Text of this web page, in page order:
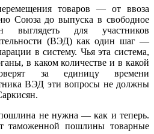
товаров — от ввоза
Союза до выпуска в свободное
для участников
(ВЭД) как один шаг —
в систему. Чья эта система,
в каком количестве и в какой
за единицу времени
ВЭД эти вопросы не должны
не нужна — как и теперь.
таможенной пошлины товарные